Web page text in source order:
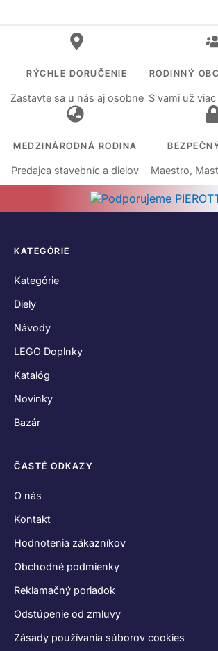
RÝCHLE DORUČENIE
Zastavte sa u nás aj osobne
RODINNÝ
S vami už
MEDZINÁRODNÁ RODINA
Predajca stavebníc a dielov Maestro,
KATEGÓRIE
Kategórie
Diely
Návody
LEGO Doplnky
Katalóg
Novinky
Bazár
ČASTÉ ODKAZY
O nás
Kontakt
Hodnotenia zákazníkov
Obchodné podmienky
Reklamačný poriadok
Odstúpenie od zmluvy
Zásady používania súborov cookies